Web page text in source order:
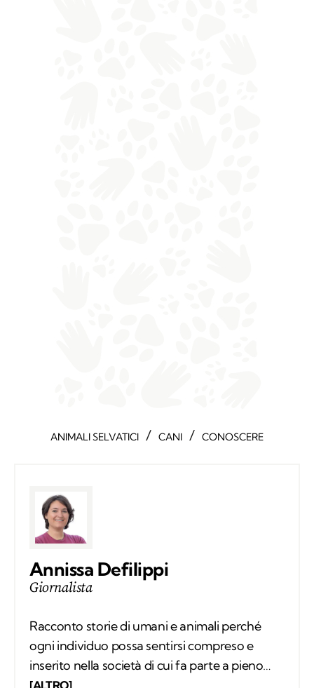
ANIMALI SELVATICI / CANI / CONOSCERE
Annissa Defilippi
Giornalista
Racconto storie di umani e animali perché
ogni individuo possa sentirsi compreso e
inserito nella società di cui fa parte a pieno